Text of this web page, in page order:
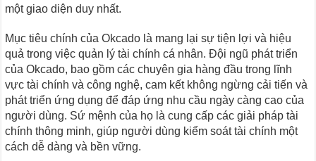
một giao diện duy nhất.
Mục tiêu chính của Okcado là mang lại sự tiện lợi và hiệu
quả trong việc quản lý tài chính cá nhân. Đội ngũ phát triển
của Okcado, bao gồm các chuyên gia hàng đầu trong lĩnh
vực tài chính và công nghệ, cam kết không ngừng cải tiến và
phát triển ứng dụng để đáp ứng nhu cầu ngày càng cao của
người dùng. Sứ mệnh của họ là cung cấp các giải pháp tài
chính thông minh, giúp người dùng kiểm soát tài chính một
cách dễ dàng và bền vững.